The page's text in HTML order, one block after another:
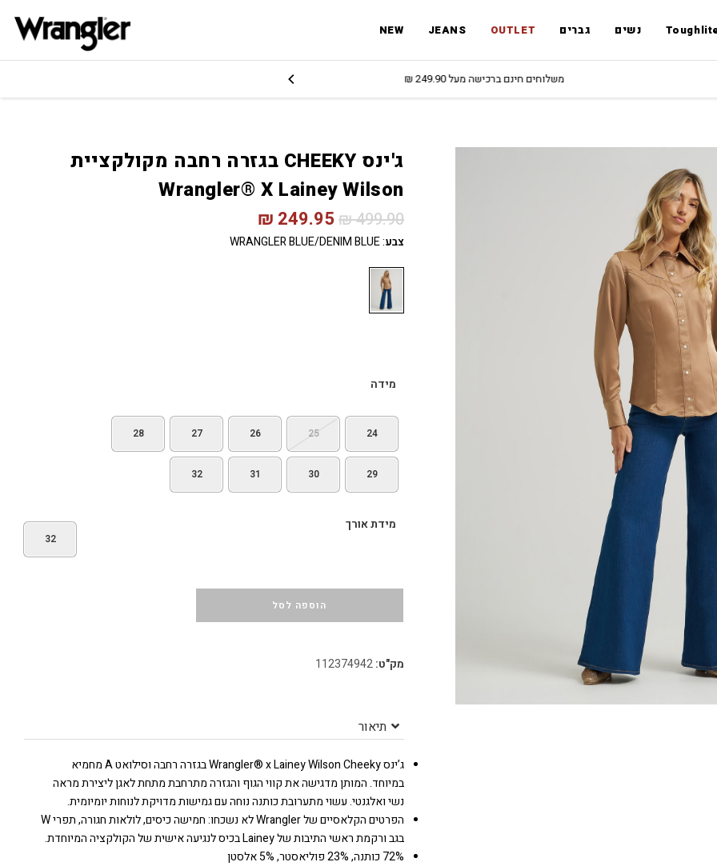
נשים גברים OUTLET
JEANS
NEW
משלוחים חינם ברכישה מעל 249.90 ₪
ג'ינס CHEEKY בגזרה רחבה מקולקציית
Wrangler® X Lainey Wilson
₪499.90
₪ 249.95
צבע:
WRANGLER BLUE/DENIM BLUE
מידה
24
25
26
27
28
29
30
31
32
מידת אורך
32
הוספה לסל
מק"ט:112374942
תיאור
ג’ינס Wrangler® x Lainey Wilson Cheeky בגזרה רחבה וסילואט A מחמיא
במיוחד. המותן מדגישה את קווי הגוף והגזרה מתרחבת מתחת לאגן ליצירת מראה
נשי ואלגנטי. עשוי מתערובת כותנה נוחה עם גמישות מדויקת לנוחות יומיומית.
הפרטים הקלאסיים של Wrangler לא נשכחו: חמישה כיסים, לולאות חגורה, תפרי W
בגב ורקמת ראשי התיבות של Lainey בכיס לנגיעה אישית של הקולקציה המיוחדת.
72% כותנה, 23% פוליאסטר, 5% אלסטן